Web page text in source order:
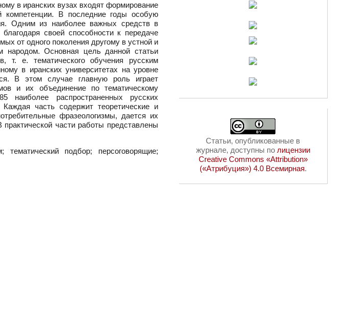
в иранских вузах входят формирование
компетенции. В последние годы особую
Одним из наиболее важных средств в
своей способности к передаче
от одного поколения другому в устной и
народом. Основная цель данной статьи
т. е. тематического обучения русским
в иранских университетах на уровне
В этом случае главную роль играет
и их объединение по тематическому
распространенных русских
часть содержит теоретические и
фразеологизмы, дается их
части работы представлены
подбор; персоговорящие;
Статьи, опубликованные в
журнале, доступны по лицензии
Creative Commons «Attribution»
(«Атрибуция») 4.0 Всемирная.